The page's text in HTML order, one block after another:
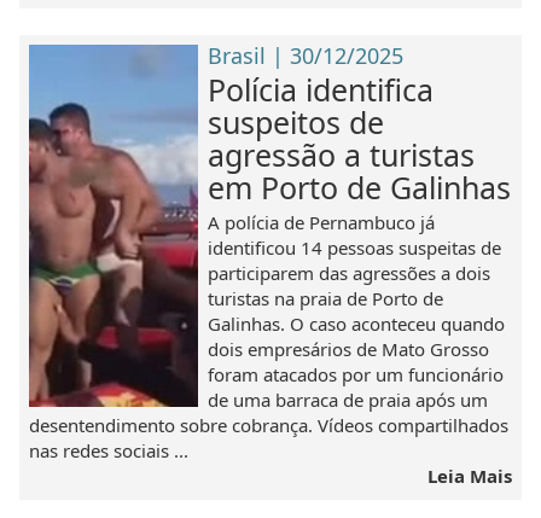
Brasil | 30/12/2025
Polícia identifica
suspeitos de
agressão a turistas
em Porto de Galinhas
A polícia de Pernambuco já
identificou 14 pessoas suspeitas de
participarem das agressões a dois
turistas na praia de Porto de
Galinhas. O caso aconteceu quando
dois empresários de Mato Grosso
foram atacados por um funcionário
de uma barraca de praia após um
desentendimento sobre cobrança. Vídeos compartilhados
nas redes sociais ...
Leia Mais